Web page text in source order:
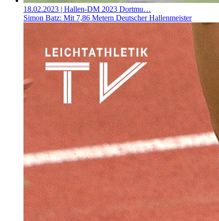
18.02.2023 | Hallen-DM 2023 Dortmu…
Simon Batz: Mit 7,86 Metern Deutscher Hallenmeister